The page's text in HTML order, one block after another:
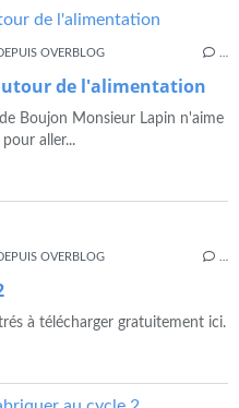
OVERBLOG
de l'alimentation
Boujon Monsieur Lapin n'aime
aller...
OVERBLOG
à télécharger gratuitement ici.